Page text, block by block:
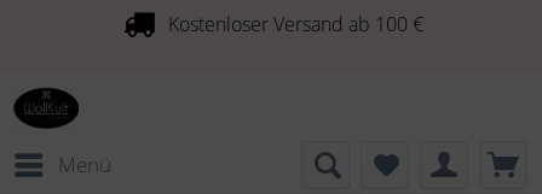
Kostenloser Versand ab 100 €
Menü